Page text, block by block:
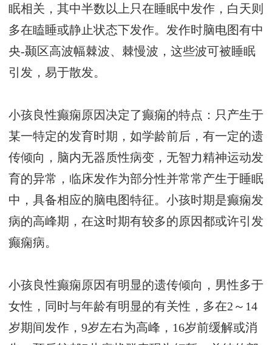
眠相关，其中半数以上只在睡眠中发作，白天则
多在瞌睡或静止状态下发作。发作时脑电图有中
央-颞区高波幅棘波、棘慢波，这些波可被睡眠
引发，易于散发。
小孩良性癫痫原因决定了癫痫的特点：只产生于
某一特定的发育时期，如学龄前后，有一定的遗
传倾向，脑内无器质性病变，无智力精神运动发
育的异常，临床发作为部分性并常常产生于睡眠
中，具备相应的脑电图特征。小孩时期是癫痫发
病的高峰期，在这时期有较多的原因都或许引发
癫痫病。
小孩良性癫痫原因有明显的遗传倾向，男性多于
女性，同时与年龄有明显的有关性，多在2～14
岁期间发作，9岁左右为高峰，16岁前缓解或消